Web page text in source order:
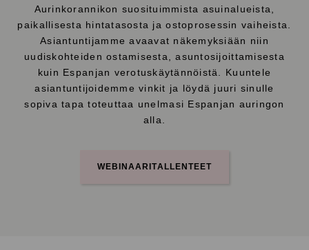
Aurinkorannikon suosituimmista asuinalueista,
paikallisesta hintatasosta ja ostoprosessin vaiheista.
Asiantuntijamme avaavat näkemyksiään niin
uudiskohteiden ostamisesta, asuntosijoittamisesta
kuin Espanjan verotuskäytännöistä. Kuuntele
asiantuntijoidemme vinkit ja löydä juuri sinulle
sopiva tapa toteuttaa unelmasi Espanjan auringon
alla.
WEBINAARITALLENTEET